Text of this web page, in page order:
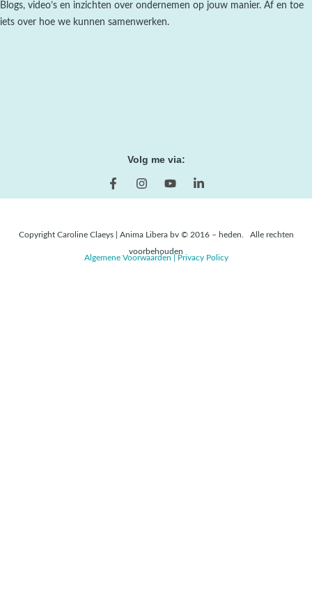
Blogs, video’s en inzichten over ondernemen op jouw manier. Af en toe
iets over hoe we kunnen samenwerken.
Volg me via:
Copyright Caroline Claeys | Anima Libera bv © 2016 – heden. Alle rechten
voorbehouden
Algemene Voorwaarden | Privacy Policy